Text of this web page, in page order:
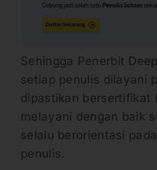
Sehingga Penerbit
setiap penulis dilayani
dipastikan bersertifikat
melayani dengan baik
selalu berorientasi
penulis.